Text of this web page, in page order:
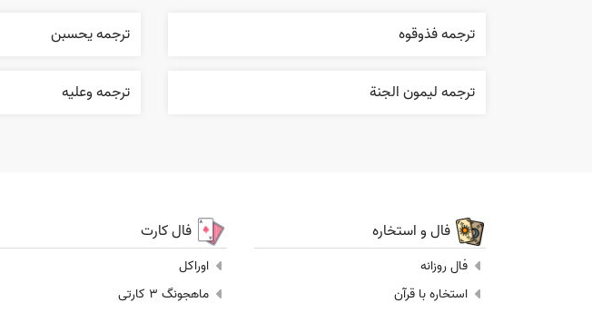
ترجمه فذوقوه ترجمه يحسبن
ترجمه ليمون الجنة ترجمه وعليه
فال و استخاره
فال روزانه
استخاره با قرآن
فال کارت
اوراکل
ماهجونگ 3 کارتی